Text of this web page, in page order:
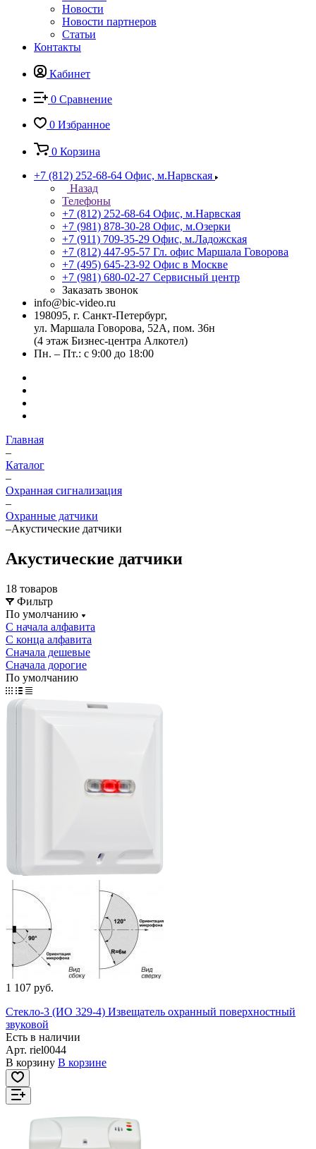
Новости
Новости партнеров
Статьи
Контакты
Кабинет
0 Сравнение
0 Избранное
0 Корзина
+7 (812) 252-68-64 Офис, м.Нарвская
Назад
Телефоны
+7 (812) 252-68-64 Офис, м.Нарвская
+7 (981) 878-30-28 Офис, м.Озерки
+7 (911) 709-35-29 Офис, м.Ладожская
+7 (812) 447-95-57 Гл. офис Маршала Говорова
+7 (495) 645-23-92 Офис в Москве
+7 (981) 680-02-27 Сервисный центр
Заказать звонок
info@bic-video.ru
198095, г. Санкт-Петербург,
ул. Маршала Говорова, 52А, пом. 36н
(4 этаж Бизнес-центра Алкотел)
Пн. – Пт.: с 9:00 до 18:00
Главная
–
Каталог
–
Охранная сигнализация
–
Охранные датчики
–Акустические датчики
Акустические датчики
18 товаров
Фильтр
По умолчанию
С начала алфавита
С конца алфавита
Сначала дешевые
Сначала дорогие
По умолчанию
1 107 руб.
Стекло-3 (ИО 329-4) Извещатель охранный поверхностный
звуковой
Есть в наличии
Арт. riel0044
В корзину В корзине